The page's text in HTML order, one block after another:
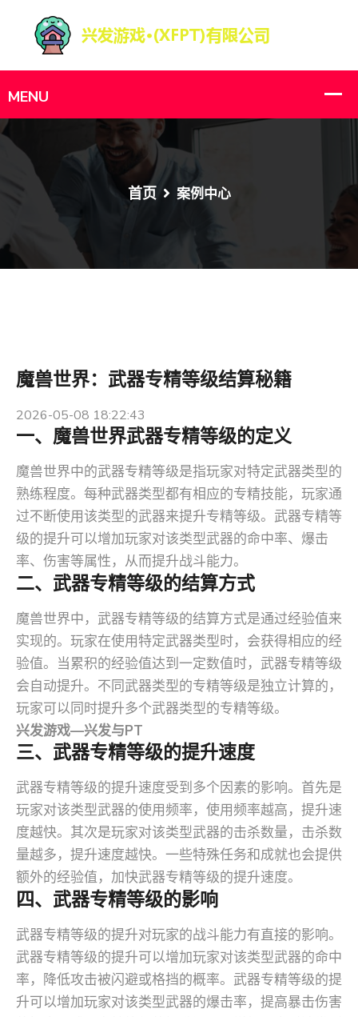
首页 案例中心
魔兽世界：武器专精等级结算秘籍
2026-05-08 18:22:43
一、魔兽世界武器专精等级的定义
魔兽世界中的武器专精等级是指玩家对特定武器类型的
熟练程度。每种武器类型都有相应的专精技能，玩家通
过不断使用该类型的武器来提升专精等级。武器专精等
级的提升可以增加玩家对该类型武器的命中率、爆击
率、伤害等属性，从而提升战斗能力。
二、武器专精等级的结算方式
魔兽世界中，武器专精等级的结算方式是通过经验值来
实现的。玩家在使用特定武器类型时，会获得相应的经
验值。当累积的经验值达到一定数值时，武器专精等级
会自动提升。不同武器类型的专精等级是独立计算的，
玩家可以同时提升多个武器类型的专精等级。
兴发游戏—兴发与PT
三、武器专精等级的提升速度
武器专精等级的提升速度受到多个因素的影响。首先是
玩家对该类型武器的使用频率，使用频率越高，提升速
度越快。其次是玩家对该类型武器的击杀数量，击杀数
量越多，提升速度越快。一些特殊任务和成就也会提供
额外的经验值，加快武器专精等级的提升速度。
四、武器专精等级的影响
武器专精等级的提升对玩家的战斗能力有直接的影响。
武器专精等级的提升可以增加玩家对该类型武器的命中
率，降低攻击被闪避或格挡的概率。武器专精等级的提
升可以增加玩家对该类型武器的爆击率，提高暴击伤害